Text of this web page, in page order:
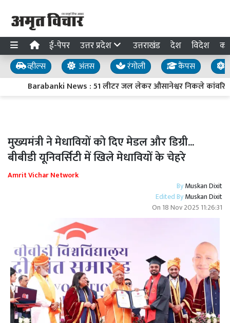
ई-पेपर उत्तर प्रदेश उत्तराखंड देश विदेश
व्हील्स अंतस रंगोली कैंपस
Barabanki News : 51 लीटर जल लेकर औसानेश्वर निकले कांवरिए,
मुख्यमंत्री ने मेधावियों को दिए मेडल और डिग्री...
बीबीडी यूनिवर्सिटी में खिले मेधावियों के चेहरे
Amrit Vichar Network
ByMuskan Dixit
Edited ByMuskan Dixit
On 18 Nov 2025 11:26:31